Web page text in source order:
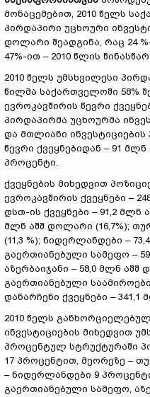
მონაცემებით, 2010 წელს
პირდაპირი უცხოური
დოლარი შეადგინა, რაც 24
47%-ით – 2010 წლის
2010 წელს უმსხვილესი
წილმა საქართველოში 58%
ევროკავშირის წევრი
პირდაპირმა უცხოურმა
და მთლიანი
წევრი ქვეყნებიდან – 91
პროცენტი.
ქვეყნების მიხედვით
ევროკავშირის ქვეყნები –
დსთ-ის ქვეყნები – 91,2 მლნ
მლნ აშშ დოლარი (16,7%);
(11,3 %); ნიდერლანდები –
გაერთიანებული სამეფო –
აზერბაიჯანი – 58,0 მლნ აშშ
გაერთიანებული
დანარჩენი ქვეყნები – 341,1
2010 წელს
ინვესტიციების მიხედვით
პროცენტულ სტრუქტურაში
17 პროცენტით, მეორეზე –
– ნიდერლანდები 9
გაერთიანებული სამეფო,